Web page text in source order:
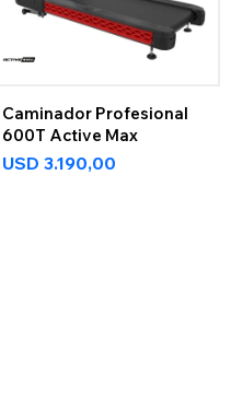
Caminador Profesional
600T Active Max
USD 3.190,00